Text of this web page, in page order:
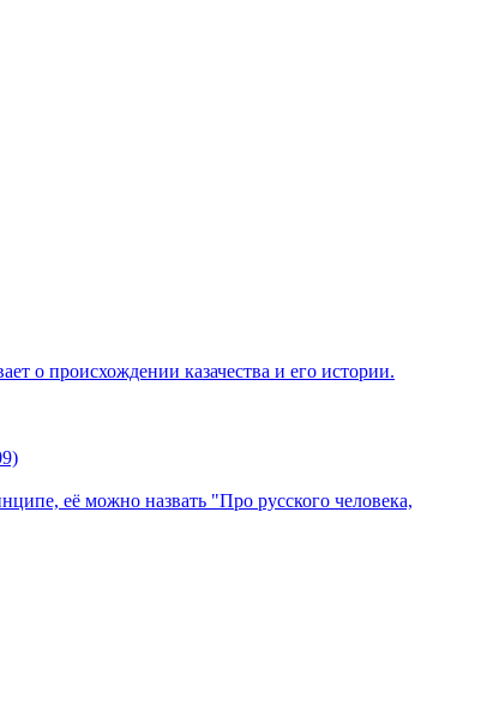
о происхождении казачества и его истории.
её можно назвать "Про русского человека,